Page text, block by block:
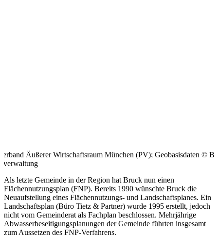
Äußerer Wirtschaftsraum München (PV); Geobasisdaten ©
Als letzte Gemeinde in der Region hat Bruck nun einen
Flächennutzungsplan (FNP). Bereits 1990 wünschte Bruck die
Neuaufstellung eines Flächennutzungs- und Landschaftsplanes. Ein
Landschaftsplan (Büro Tietz & Partner) wurde 1995 erstellt, jedoch
nicht vom Gemeinderat als Fachplan beschlossen. Mehrjährige
Abwasserbeseitigungsplanungen der Gemeinde führten insgesamt
zum Aussetzen des FNP-Verfahrens.